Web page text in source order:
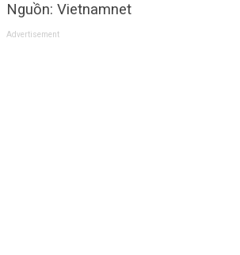
Nguồn: Vietnamnet
Advertisement